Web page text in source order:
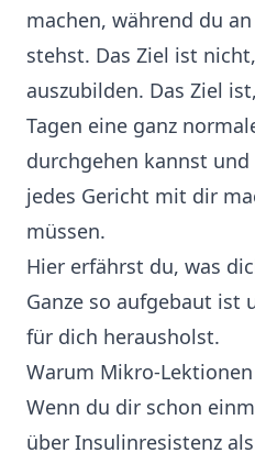
machen, während du
stehst. Das Ziel ist
auszubilden. Das Ziel
Tagen eine ganz
durchgehen kannst
jedes Gericht mit dir
müssen.
Hier erfährst du, was
Ganze so aufgebaut ist
für dich herausholst.
Warum Mikro-
Wenn du dir schon
über Insulinresistenz